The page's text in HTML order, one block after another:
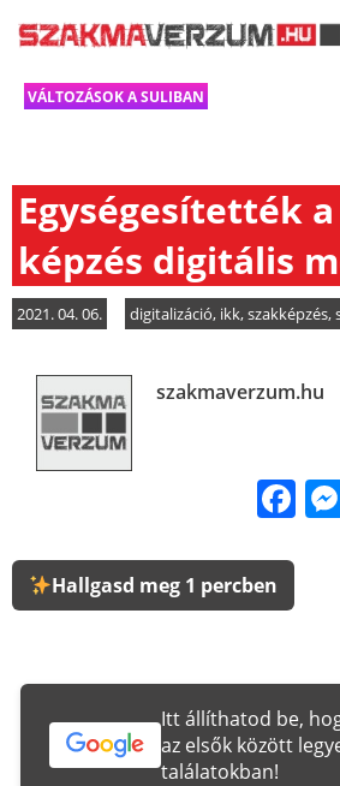
VÁLTOZÁSOK A SULIBAN
Egységesítették
képzés digitális
2021. 04. 06. digitalizáció, ikk,szakképzés,
szakmaverzum.hu
Hallgasd meg 1 percben
Itt állíthatod be,
az elsők között
találatokban!